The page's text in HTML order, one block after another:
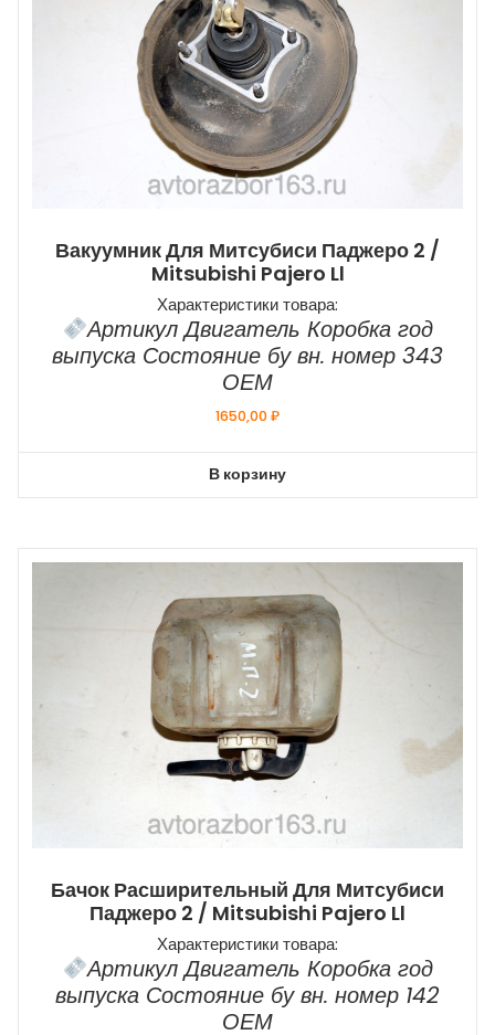
Вакуумник Для Митсубиси Паджеро 2 /
Mitsubishi Pajero Ll
Характеристики товара:
Артикул Двигатель Коробка год
выпуска Состояние бу вн. номер 343
ОЕМ
1650,00₽
В корзину
Бачок Расширительный Для Митсубиси
Паджеро 2 / Mitsubishi Pajero Ll
Характеристики товара:
Артикул Двигатель Коробка год
выпуска Состояние бу вн. номер 142
ОЕМ